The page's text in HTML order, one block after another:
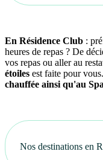
En Résidence Club :
heures de repas ? De
vos repas ou aller au
étoiles est faite pour
chauffée ainsi qu'au Spa
Nos destinations en